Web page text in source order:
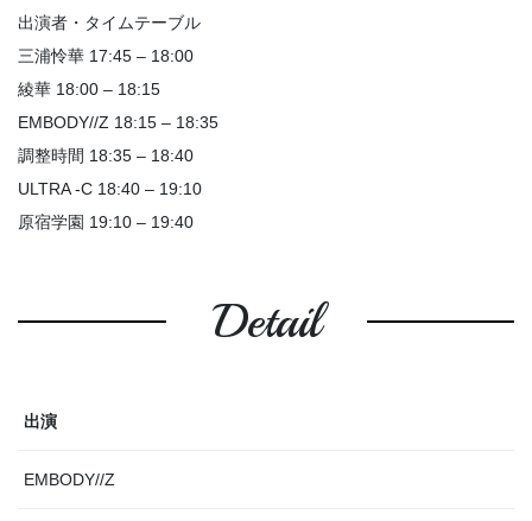
出演者・タイムテーブル
三浦怜華 17:45 – 18:00
綾華 18:00 – 18:15
EMBODY//Z 18:15 – 18:35
調整時間 18:35 – 18:40
ULTRA -C 18:40 – 19:10
原宿学園 19:10 – 19:40
Detail
出演
EMBODY//Z